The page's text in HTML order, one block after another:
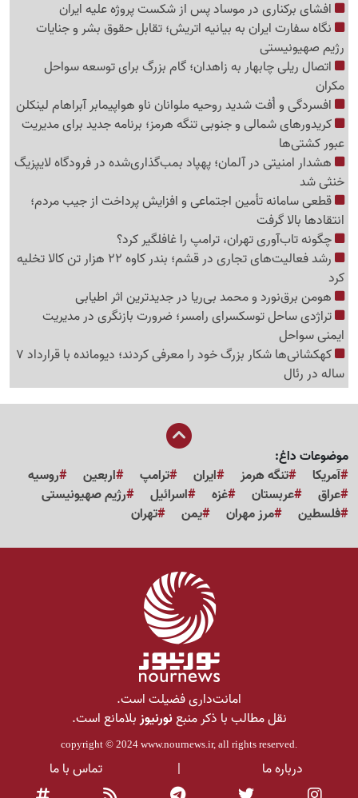
افشای برکناری در موساد پس از شکست پروژه علیه ایران
نگاه سفارت ایران به بیانیه اتریش؛ تقابل حقوق بشر و جنایات
رژیم صهیونیستی
اتصال ریلی چابهار به زاهدان؛ گام بزرگ برای توسعه سواحل
مکران
افسردگی و اُفت شدید روحیه ملوانان ناو هواپیمابر آبراهام لینکلن
کریدورهای شمالی و جنوبی تنگه هرمز؛ برنامه جدید برای مدیریت
عبور کشتی‌ها
هشدار امنیتی در آلمان؛ پهپاد بمب‌گذاری‌شده در فرودگاه لایپزیگ
خنثی شد
قطعی سامانه تأمین اجتماعی و افزایش پرداخت از جیب مردم؛
انتقادها بالا گرفت
چگونه تاب‌آوری تهران، ترامپ را غافلگیر کرد؟
رشد فعالیت‌های تجاری در قشم؛ بندر کاوه 22 هزار تن کالا تخلیه
کرد
هومن برق‌نورد و محمد بی‌ریا در جدیدترین اثر اطیابی
تراژدی ساحل توسکسرای رامسر؛ ضرورت بازنگری در مدیریت
ایمنی سواحل
کهکشانی‌ها شکار بزرگ خود را معرفی کردند؛ دیومانده با قرارداد 7
ساله در رئال
موضوعات داغ:
آمریکا
تنگه هرمز ایران ترامپ اربعین
روسیه
عراق
عربستان غزه اسرائیل
رژیم صهیونیستی
فلسطین
مرز مهران یمن تهران
امانت‌داری فضیلت است.
نقل مطالب با ذکر منبعنورنیوزبلامانع است.
copyright © 2024 www.nournews.ir, all rights reserved.
درباره ما | تماس با ما